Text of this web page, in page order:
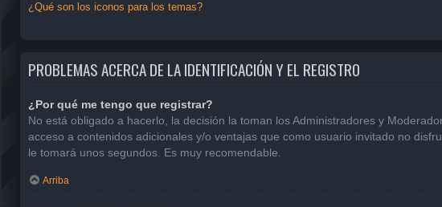
¿Qué son los iconos para los temas?
PROBLEMAS ACERCA DE LA IDENTIFICACIÓN Y EL REGISTRO
¿Por qué me tengo que registrar?
No está obligado a hacerlo, la decisión la toman los Administradores y
acceso a contenidos adicionales y/o ventajas que como usuario invitado no
le tomará unos segundos. Es muy recomendable.
Arriba